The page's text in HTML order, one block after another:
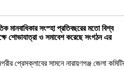
মানবাধিকার সংস্হা প্রতিবছরের মতো বিশ্ব
শোভাযাত্রা ও সমাবেশ করেছে সংগঠন এর
প্রেসক্লাবের সামনে নারায়ণগঞ্জ জেলা